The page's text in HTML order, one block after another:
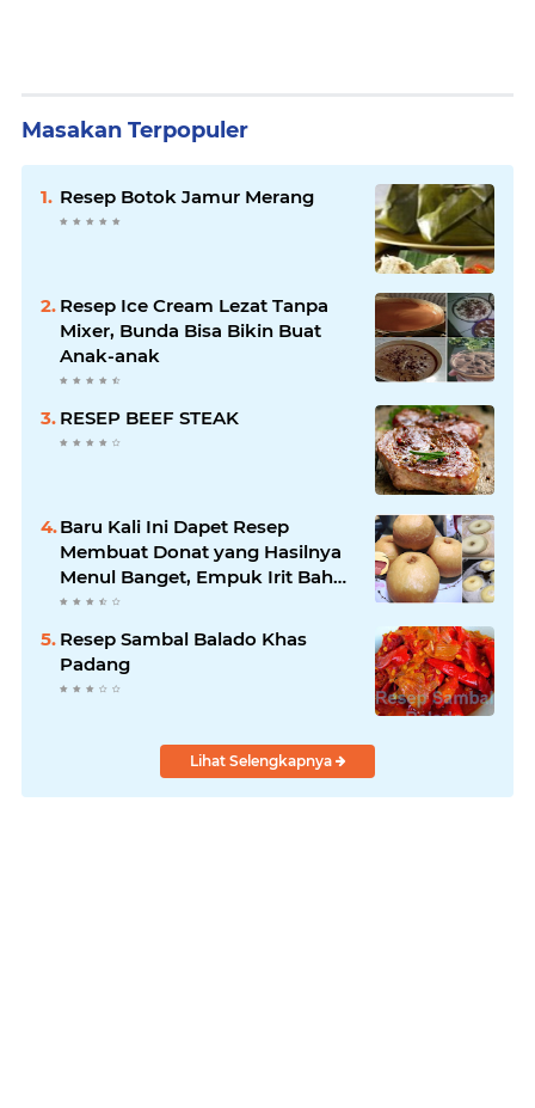
Masakan Terpopuler
Resep Botok Jamur Merang
Resep Ice Cream Lezat Tanpa
Mixer, Bunda Bisa Bikin Buat
Anak-anak
RESEP BEEF STEAK
Baru Kali Ini Dapet Resep
Membuat Donat yang Hasilnya
Menul Banget, Empuk Irit Bahan
!
Resep Sambal Balado Khas
Padang
Lihat Selengkapnya